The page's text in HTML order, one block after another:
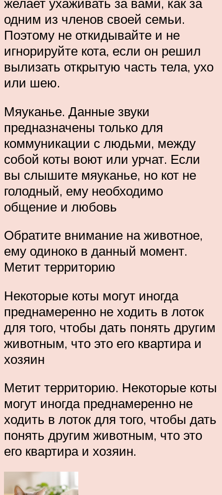
одним из членов своей семьи.
Поэтому не откидывайте и не
игнорируйте кота, если он решил
вылизать открытую часть тела, ухо
или шею.
Мяуканье. Данные звуки
предназначены только для
коммуникации с людьми, между
собой коты воют или урчат. Если
вы слышите мяуканье, но кот не
голодный, ему необходимо
общение и любовь
Обратите внимание на животное,
ему одиноко в данный момент.
Метит территорию
Некоторые коты могут иногда
преднамеренно не ходить в лоток
для того, чтобы дать понять другим
животным, что это его квартира и
хозяин
Метит территорию. Некоторые коты
могут иногда преднамеренно не
ходить в лоток для того, чтобы дать
понять другим животным, что это
его квартира и хозяин.